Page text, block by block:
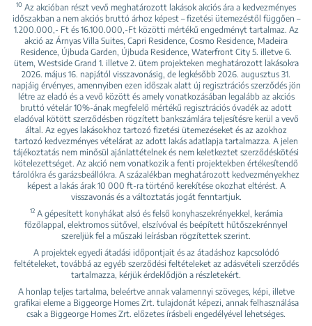
10 Az akcióban részt vevő meghatározott lakások akciós ára a kedvezményes
időszakban a nem akciós bruttó árhoz képest – fizetési ütemezéstől függően –
1.200.000,- Ft és 16.100.000,-Ft közötti mértékű engedményt tartalmaz. Az
akció az Árnyas Villa Suites, Capri Residence, Cosmo Residence, Madeira
Residence, Újbuda Garden, Újbuda Residence, Waterfront City 5. illetve 6.
ütem, Westside Grand 1. illetve 2. ütem projekteken meghatározott lakásokra
2026. május 16. napjától visszavonásig, de legkésőbb 2026. augusztus 31.
napjáig érvényes, amennyiben ezen időszak alatt új regisztrációs szerződés jön
létre az eladó és a vevő között és amely vonatkozásában legalább az akciós
bruttó vételár 10%-ának megfelelő mértékű regisztrációs óvadék az adott
eladóval kötött szerződésben rögzített bankszámlára teljesítésre kerül a vevő
által. Az egyes lakásokhoz tartozó fizetési ütemezéseket és az azokhoz
tartozó kedvezményes vételárat az adott lakás adatlapja tartalmazza. A jelen
tájékoztatás nem minősül ajánlattételnek és nem keletkeztet szerződéskötési
kötelezettséget. Az akció nem vonatkozik a fenti projektekben értékesítendő
tárolókra és garázsbeállókra. A százalékban meghatározott kedvezményekhez
képest a lakás árak 10 000 ft-ra történő kerekítése okozhat eltérést. A
visszavonás és a változtatás jogát fenntartjuk.
12A gépesített konyhákat alsó és felső konyhaszekrényekkel, kerámia
főzőlappal, elektromos sütővel, elszívóval és beépített hűtőszekrénnyel
szereljük fel a műszaki leírásban rögzítettek szerint.
A projektek egyedi átadási időpontjait és az átadáshoz kapcsolódó
feltételeket, továbbá az egyéb szerződési feltételeket az adásvételi szerződés
tartalmazza, kérjük érdeklődjön a részletekért.
A honlap teljes tartalma, beleértve annak valamennyi szöveges, képi, illetve
grafikai eleme a Biggeorge Homes Zrt. tulajdonát képezi, annak felhasználása
csak a Biggeorge Homes Zrt. előzetes írásbeli engedélyével lehetséges.